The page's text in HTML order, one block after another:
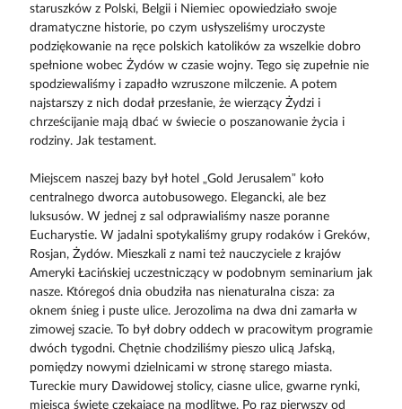
staruszków z Polski, Belgii i Niemiec opowiedziało swoje
dramatyczne historie, po czym usłyszeliśmy uroczyste
podziękowanie na ręce polskich katolików za wszelkie dobro
spełnione wobec Żydów w czasie wojny. Tego się zupełnie nie
spodziewaliśmy i zapadło wzruszone milczenie. A potem
najstarszy z nich dodał przesłanie, że wierzący Żydzi i
chrześcijanie mają dbać w świecie o poszanowanie życia i
rodziny. Jak testament.
Miejscem naszej bazy był hotel „Gold Jerusalem” koło
centralnego dworca autobusowego. Elegancki, ale bez
luksusów. W jednej z sal odprawialiśmy nasze poranne
Eucharystie. W jadalni spotykaliśmy grupy rodaków i Greków,
Rosjan, Żydów. Mieszkali z nami też nauczyciele z krajów
Ameryki Łacińskiej uczestniczący w podobnym seminarium jak
nasze. Któregoś dnia obudziła nas nienaturalna cisza: za
oknem śnieg i puste ulice. Jerozolima na dwa dni zamarła w
zimowej szacie. To był dobry oddech w pracowitym programie
dwóch tygodni. Chętnie chodziliśmy pieszo ulicą Jafską,
pomiędzy nowymi dzielnicami w stronę starego miasta.
Tureckie mury Dawidowej stolicy, ciasne ulice, gwarne rynki,
miejsca święte czekające na modlitwę. Po raz pierwszy od